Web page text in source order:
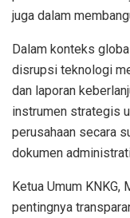
juga dalam
Dalam konteks
disrupsi teknologi
dan laporan
instrumen strategis
perusahaan secara
dokumen
Ketua Umum KNKG,
pentingnya